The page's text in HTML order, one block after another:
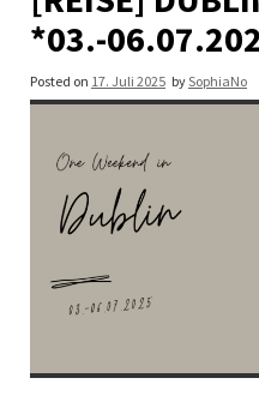
*03.-
Posted on 17. Juli 2025 bySophiaNo